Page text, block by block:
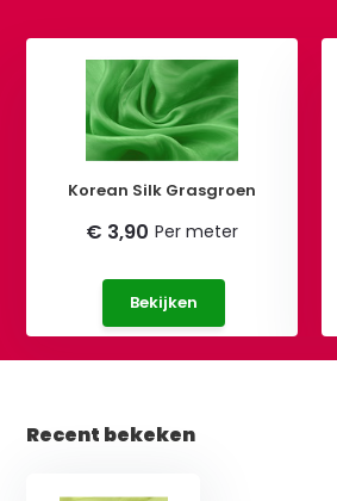
Korean Silk Grasgroen
€ 3,90 Per meter
Bekijken
Recent bekeken